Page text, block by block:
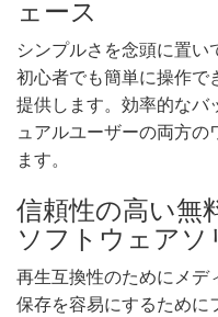
ェース
シンプルさを念頭に置い
初心者でも簡単に操作で
提供します。効率的なバ
ュアルユーザーの両方
ます。
信頼性の高い無
ソフトウェアソ
再生互換性のためにメデ
保存を容易にするために